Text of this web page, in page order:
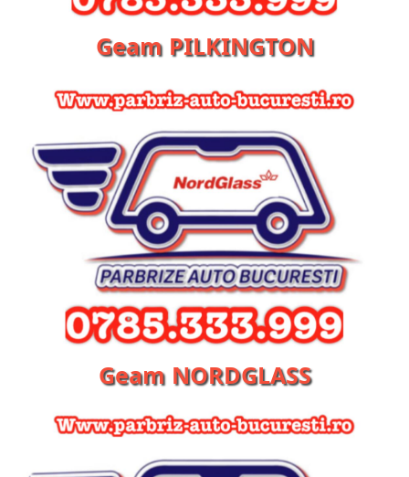
Geam PILKINGTON
Geam NORDGLASS